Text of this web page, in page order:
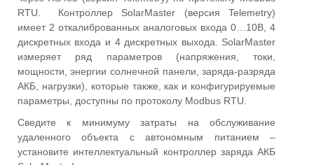
RTU. Контроллер SolarMaster (версия Telemetry)
имеет 2 откалиброванных аналоговых входа 0…10В, 4
дискретных входа и 4 дискретных выхода. SolarMaster
измеряет ряд параметров (напряжения, токи,
мощности, энергии солнечной панели, заряда-разряда
АКБ, нагрузки), которые также, как и конфигурируемые
параметры, доступны по протоколу Modbus RTU.
Сведите к минимуму затраты на обслуживание
удаленного объекта с автономным питанием –
установите интеллектуальный контроллер заряда АКБ